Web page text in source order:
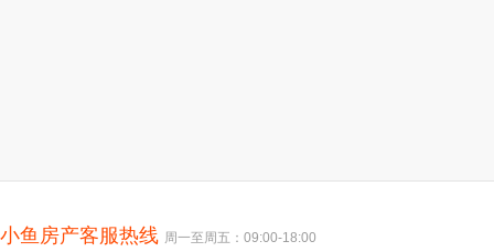
小鱼房产客服热线 周一至周五：09:00-18:00